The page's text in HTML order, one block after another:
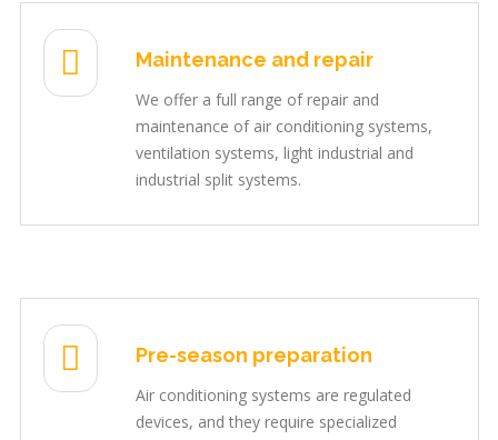
Maintenance and repair
We offer a full range of repair and
maintenance of air conditioning systems,
ventilation systems, light industrial and
industrial split systems.
Pre-season preparation
Air conditioning systems are regulated
devices, and they require specialized